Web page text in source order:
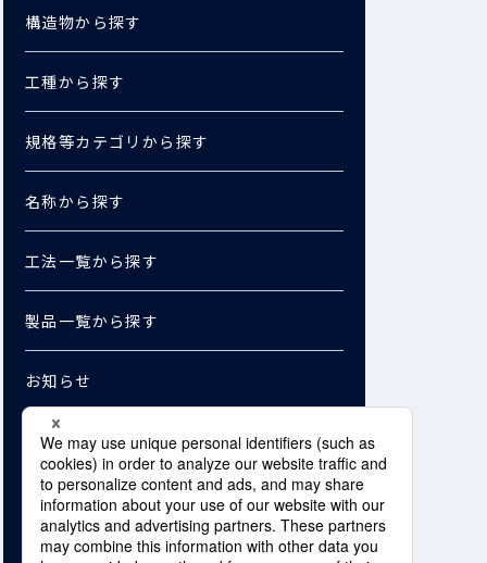
構造物から探す
工種から探す
規格等カテゴリから探す
名称から探す
工法一覧から探す
製品一覧から探す
お知らせ
お問い合わせ
資料ダウンロード